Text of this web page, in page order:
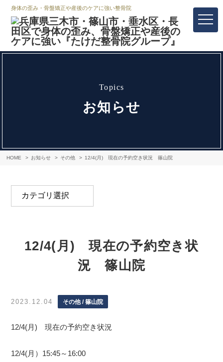
身体の歪み・骨盤矯正や産後のケアに強い整骨院
topics
お知らせ
HOME お知らせ その他 12/4(月) 現在の予約空き状況 篠山院
12/4(月) 現在の予約空き状
況 篠山院
2023.12.04 その他 / 篠山院
12/4(月) 現在の予約空き状況
12/4(月）15:45～16:00